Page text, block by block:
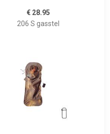
€ 28.95
206 S gasstel